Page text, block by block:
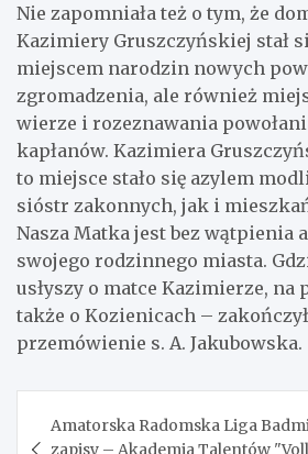
Nie zapomniała też o tym, że
Kazimiery Gruszczyńskiej stał
miejscem narodzin nowych
zgromadzenia, ale również
wierze i rozeznawania
kapłanów. Kazimiera
to miejsce stało się azylem
sióstr zakonnych, jak i
Nasza Matka jest bez wątpienia
swojego rodzinnego miasta.
usłyszy o matce Kazimierze, na
także o Kozienicach –
przemówienie s. A. Jakubowska.
wpisu
Amatorska Radomska Liga
zapisy – Akademia Talentów